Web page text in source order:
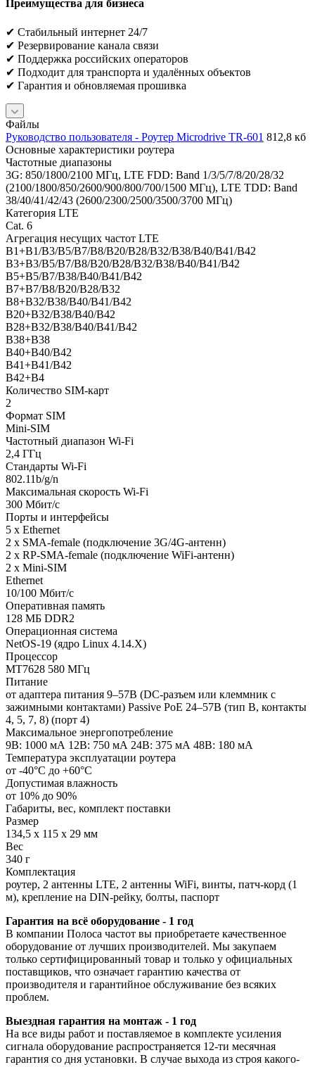
Преимущества для бизнеса
✔ Стабильный интернет 24/7
✔ Резервирование канала связи
✔ Поддержка российских операторов
✔ Подходит для транспорта и удалённых объектов
✔ Гарантия и обновляемая прошивка
Файлы
Руководство пользователя - Роутер Microdrive TR-601 812,8 кб
Основные характеристики роутера
Частотные диапазоны
3G: 850/1800/2100 МГц, LTE FDD: Band 1/3/5/7/8/20/28/32
(2100/1800/850/2600/900/800/700/1500 МГц), LTE TDD: Band
38/40/41/42/43 (2600/2300/2500/3500/3700 МГц)
Категория LTE
Cat. 6
Агрегация несущих частот LTE
B1+B1/B3/B5/B7/B8/B20/B28/B32/B38/B40/B41/B42
B3+B3/B5/B7/B8/B20/B28/B32/B38/B40/B41/B42
B5+B5/B7/B38/B40/B41/B42
B7+B7/B8/B20/B28/B32
B8+B32/B38/B40/B41/B42
B20+B32/B38/B40/B42
B28+B32/B38/B40/B41/B42
B38+B38
B40+B40/B42
B41+B41/B42
B42+B4
Количество SIM-карт
2
Формат SIM
Mini-SIM
Частотный диапазон Wi-Fi
2,4 ГГц
Стандарты Wi-Fi
802.11b/g/n
Максимальная скорость Wi-Fi
300 Мбит/с
Порты и интерфейсы
5 x Ethernet
2 x SMA-female (подключение 3G/4G-антенн)
2 x RP-SMA-female (подключение WiFi-антенн)
2 x Mini-SIM
Ethernet
10/100 Мбит/с
Оперативная память
128 МБ DDR2
Операционная система
NetOS-19 (ядро Linux 4.14.X)
Процессор
MT7628 580 МГц
Питание
от адаптера питания 9–57В (DC-разъем или клеммник с
зажимными контактами) Passive PoE 24–57В (тип B, контакты
4, 5, 7, 8) (порт 4)
Максимальное энергопотребление
9В: 1000 мА 12В: 750 мА 24В: 375 мА 48В: 180 мА
Температура эксплуатации роутера
от -40°С до +60°С
Допустимая влажность
от 10% до 90%
Габариты, вес, комплект поставки
Размер
134,5 x 115 x 29 мм
Вес
340 г
Комплектация
роутер, 2 антенны LTE, 2 антенны WiFi, винты, патч-корд (1
м), крепление на DIN-рейку, болты, паспорт
Гарантия на всё оборудование - 1 год
В компании Полоса частот вы приобретаете качественное
оборудование от лучших производителей. Мы закупаем
только сертифицированный товар и только у официальных
поставщиков, что означает гарантию качества от
производителя и гарантийное обслуживание без всяких
проблем.
Выездная гарантия на монтаж - 1 год
На все виды работ и поставляемое в комплекте усиления
сигнала оборудование распространяется 12-ти месячная
гарантия со дня установки. В случае выхода из строя какого-